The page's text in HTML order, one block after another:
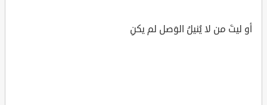
أو ليتَ من لا يُنيلُ الوَصل لم يكنِ